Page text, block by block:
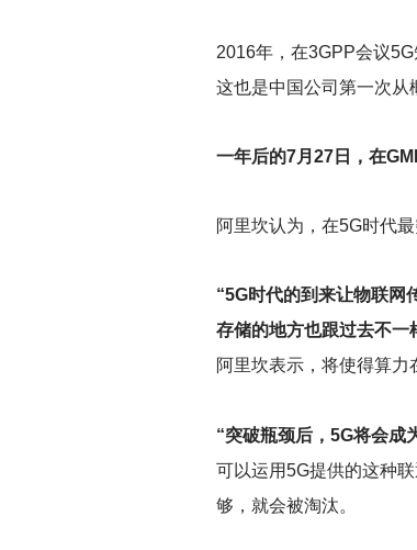
2016年，在3GPP会议
这也是中国公司第一次从
一年后的7月27日，在
阿里坎认为，在5G时代
“5G时代的到来让物联网
存储的地方也跟过去不一
阿里坎表示，将使得算力
“突破瓶颈后，5G将会成
可以运用5G提供的这种
够，就会被淘汰。